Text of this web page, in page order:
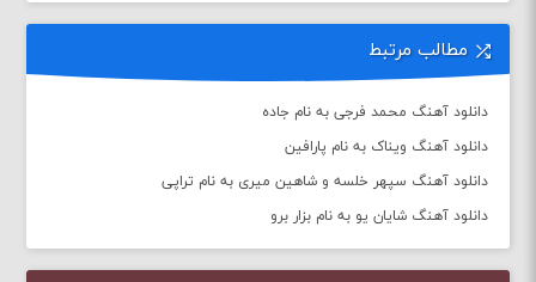
مطالب مرتبط
دانلود آهنگ محمد فرجی به نام جاده
دانلود آهنگ ویناک به نام پارافین
دانلود آهنگ سپهر خلسه و شاهین میری به نام تراپی
دانلود آهنگ شایان یو به نام بزار برو